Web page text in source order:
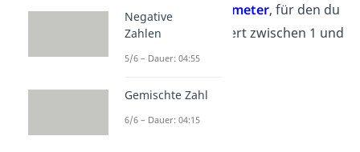
. Das b Parameter, für den du
einen beliebigen Wert zwischen 1 und
5 wählen kannst.
Negative
Zahlen
5/6 – Dauer: 04:55
Gemischte Zahl
6/6 – Dauer: 04:15